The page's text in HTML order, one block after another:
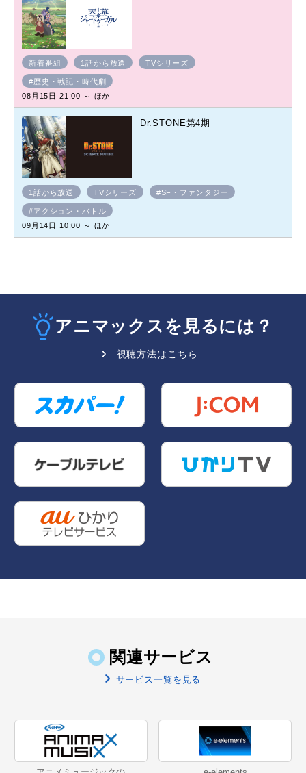
新着番組 1話から放送 TVシリーズ
#歴史・戦記・時代劇
08月15日 21:00 ～ ほか
Dr.STONE第4期
1話から放送 TVシリーズ #SF・ファンタジー
#アクション・バトル
09月14日 10:00 ～ ほか
アニマックスを見るには？
視聴方法はこちら
関連サービス
サービス一覧を見る